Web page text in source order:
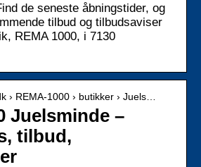
de seneste åbningstider, og
tilbud og tilbudsaviser
REMA 1000, i 7130
› REMA-1000 › butikker › Juels…
Juelsminde –
tilbud,